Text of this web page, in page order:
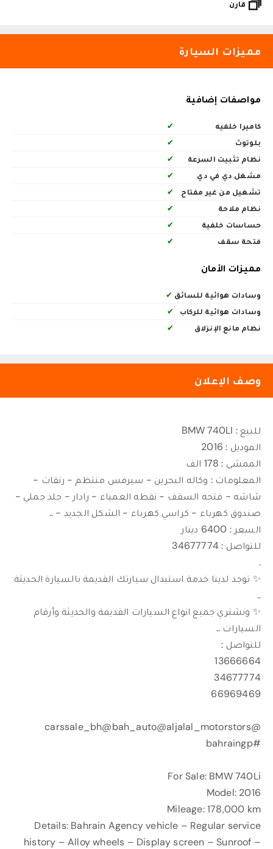
قارن
مميزات السيارة
مواصفات إضافية
كاميرا خلفيه
✔
بلوتوث
✔
نظام تثبيت السرعة
✔
مشغل دي في دي
✔
تشغيل من غير مفتاح
✔
نظام ملاحة
✔
حساسات خلفية
✔
فتحة سقف
✔
مميزات الأمان
وسادات هوائية للسائق ✔
وسادات هوائية للركاب
✔
نظام مانع الإنزلاق
✔
وصف الإعلان
للبيع : BMW 740LI
الموديل : 2016
الممشى : 178 الف
المعلومات : وكاله البحرين - سيرفس منتظم - رنقات -
شاشه - فتحه السقف - نقطه العمياء - رادار - جلد جملي -
صندوق كهرباء - كراسي كهرباء - الشكل الجديد - ..
السعر : 6400 دينار
للتواصل : 34677774
.
✨ توجد لدينا خدمة استبدال سيارتك القديمة بالسيارة الحديثة
..
✨ ونشتري جميع انواع السيارات القديمة والحديثة وأرقام
السيارات ..
للتواصل :
13666664
34677774
66969469
@carssale_bh@bah_auto@aljalal_motorstors
#bahraingp
For Sale: BMW 740Li
Model: 2016
Mileage: 178,000 km
Details: Bahrain Agency vehicle – Regular service
history – Alloy wheels – Display screen – Sunroof –